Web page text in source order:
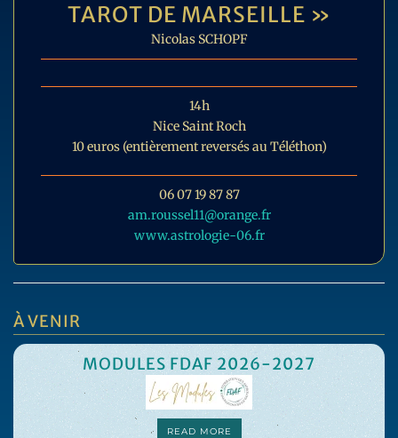
TAROT DE MARSEILLE »
Nicolas SCHOPF
14h
Nice Saint Roch
10 euros (entièrement reversés au Téléthon)
06 07 19 87 87
am.roussel11@orange.fr
www.astrologie-06.fr
À VENIR
MODULES FDAF 2026-2027
READ MORE